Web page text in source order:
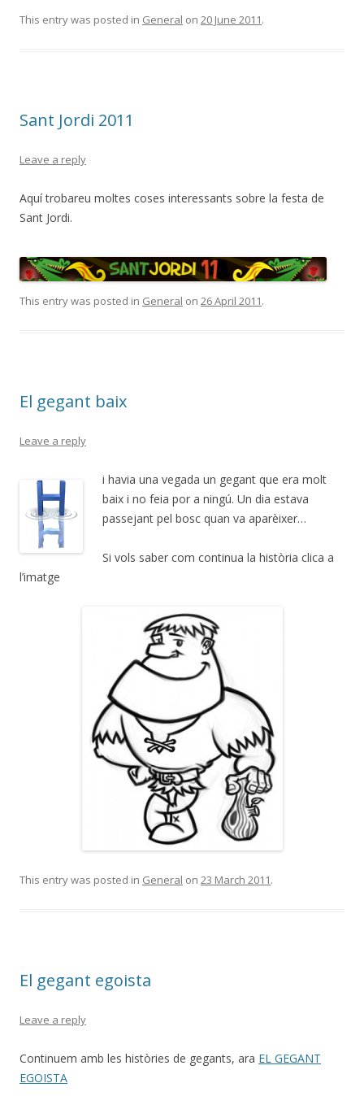
This entry was posted in General on 20 June 2011.
Sant Jordi 2011
Leave a reply
Aquí trobareu moltes coses interessants sobre la festa de
Sant Jordi.
This entry was posted in General on 26 April 2011.
El gegant baix
Leave a reply
i havia una vegada un gegant que era molt
baix i no feia por a ningú. Un dia estava
passejant pel bosc quan va aparèixer…
Si vols saber com continua la història clica a
l’imatge
This entry was posted in General on 23 March 2011.
El gegant egoista
Leave a reply
Continuem amb les històries de gegants, ara EL GEGANT
EGOISTA